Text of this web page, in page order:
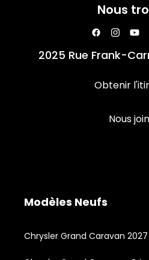
Nous
2025 Rue Frank-
Obtenir
Nous
Modèles Neufs
Chrysler Grand Caravan